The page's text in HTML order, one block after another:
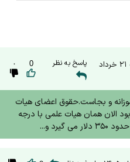
پنجشنبه ۲۱ خرداد
پاسخ به نظر 0 ۰
و بجاست.حقوق اعضای هیات
قبل اگر معادل ۱۰۰۰ دلار بود الان همان هیات علمی با درجه
و...